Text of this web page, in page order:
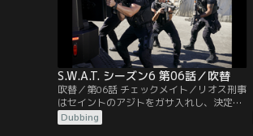
S.W.A.T. シーズン6 第06話／吹替
吹替／第06話 チェックメイト／リオス刑事
はセイントのアジトをガサ入れし、決定的
な証拠を入手する。ラップトップPCとロッ
ク解除に必要なフラッシュドライブだ。だ
Dubbing